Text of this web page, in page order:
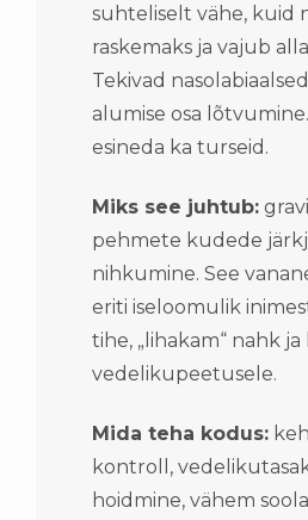
suhteliselt vähe, kuid
raskemaks ja vajub
Tekivad
alumise osa
esineda ka turseid.
Miks see juhtub:
pehmete kudede
nihkumine. See
eriti iseloomulik
tihe, „lihakam“ nahk
vedelikupeetusele.
Mida teha kodus:
kontroll,
hoidmine, vähem